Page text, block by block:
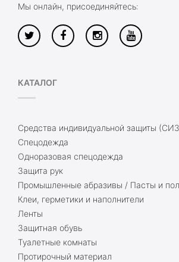
Мы онлайн, присоединяйтесь:
КАТАЛОГ
Средства индивидуальной защиты
Спецодежда
Одноразовая спецодежда
Защита рук
Промышленные абразивы / Пасты и
Клеи, герметики и наполнители
Ленты
Защитная обувь
Туалетные комнаты
Протирочный материал